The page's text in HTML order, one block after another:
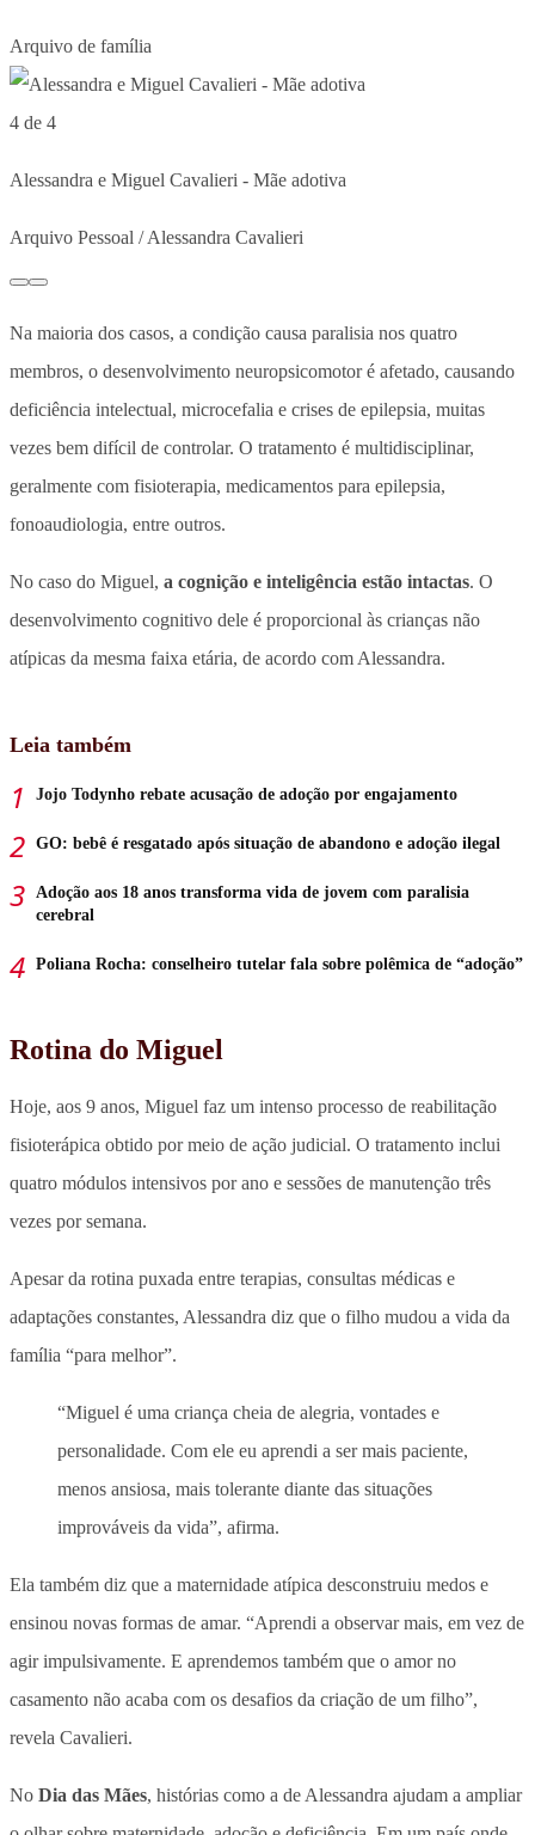
Arquivo de família
4 de 4
Alessandra e Miguel Cavalieri - Mãe adotiva
Arquivo Pessoal / Alessandra Cavalieri
Na maioria dos casos, a condição causa paralisia nos quatro
membros, o desenvolvimento neuropsicomotor é afetado, causando
deficiência intelectual, microcefalia e crises de epilepsia, muitas
vezes bem difícil de controlar. O tratamento é multidisciplinar,
geralmente com fisioterapia, medicamentos para epilepsia,
fonoaudiologia, entre outros.
No caso do Miguel, a cognição e inteligência estão intactas. O
desenvolvimento cognitivo dele é proporcional às crianças não
atípicas da mesma faixa etária, de acordo com Alessandra.
Leia também
Jojo Todynho rebate acusação de adoção por engajamento
GO: bebê é resgatado após situação de abandono e adoção ilegal
Adoção aos 18 anos transforma vida de jovem com paralisia
cerebral
Poliana Rocha: conselheiro tutelar fala sobre polêmica de “adoção”
Rotina do Miguel
Hoje, aos 9 anos, Miguel faz um intenso processo de reabilitação
fisioterápica obtido por meio de ação judicial. O tratamento inclui
quatro módulos intensivos por ano e sessões de manutenção três
vezes por semana.
Apesar da rotina puxada entre terapias, consultas médicas e
adaptações constantes, Alessandra diz que o filho mudou a vida da
família “para melhor”.
“Miguel é uma criança cheia de alegria, vontades e
personalidade. Com ele eu aprendi a ser mais paciente,
menos ansiosa, mais tolerante diante das situações
improváveis da vida”, afirma.
Ela também diz que a maternidade atípica desconstruiu medos e
ensinou novas formas de amar. “Aprendi a observar mais, em vez de
agir impulsivamente. E aprendemos também que o amor no
casamento não acaba com os desafios da criação de um filho”,
revela Cavalieri.
No Dia das Mães, histórias como a de Alessandra ajudam a ampliar